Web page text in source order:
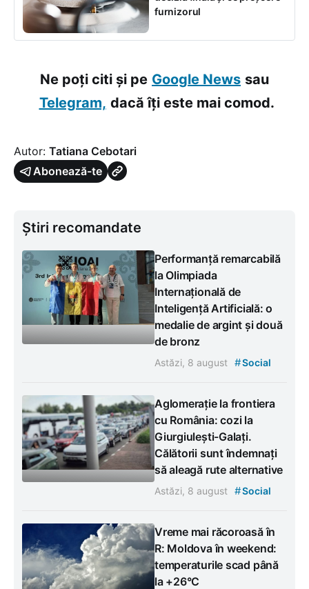
furnizorul
Ne poți citi și pe Google News sau
Telegram, dacă îți este mai comod.
Autor: Tatiana Cebotari
Abonează-te
Știri recomandate
Performanță remarcabilă
la Olimpiada
Internațională de
Inteligență Artificială: o
medalie de argint și două
de bronz
Astăzi, 8 august #Social
Aglomerație la frontiera
cu România: cozi la
Giurgiulești-Galați.
Călătorii sunt îndemnați
să aleagă rute alternative
Astăzi, 8 august #Social
Vreme mai răcoroasă în
R: Moldova în weekend:
temperaturile scad până
la +26°C